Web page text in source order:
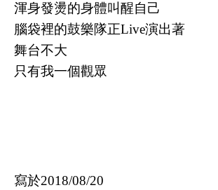
渾身發燙的身體叫醒自己
腦袋裡的鼓樂隊正Live演出著
舞台不大
只有我一個觀眾
寫於2018/08/20